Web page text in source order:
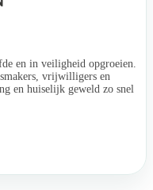
en in veiligheid opgroeien.
vrijwilligers en
en huiselijk geweld zo snel